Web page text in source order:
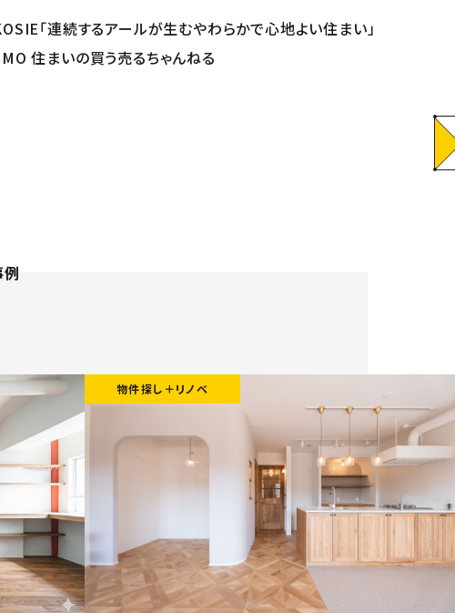
「連続するアールが生むやわらかで心地よい住まい」
住まいの買う売るちゃんねる
物件探し＋リノベ